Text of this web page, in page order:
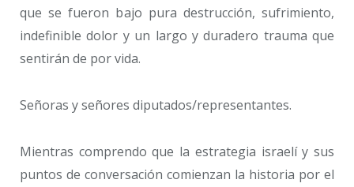
que se fueron bajo pura destrucción, sufrimiento,
indefinible dolor y un largo y duradero trauma que
sentirán de por vida.
Señoras y señores diputados/representantes.
Mientras comprendo que la estrategia israelí y sus
puntos de conversación comienzan la historia por el